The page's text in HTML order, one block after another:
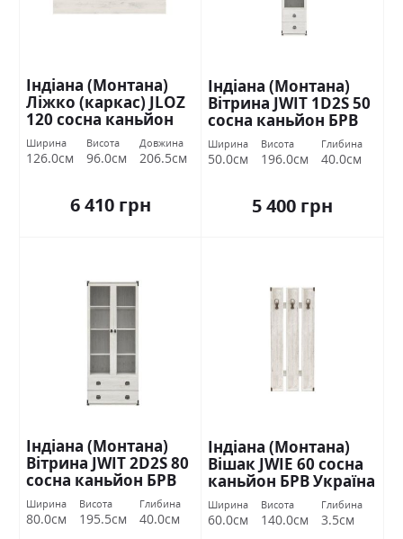
Індіана (Монтана)
Ліжко (каркас) JLOZ
120 сосна каньйон
БРВ Україна
Ширина
126.0см
Висота
96.0см
Довжина
206.5см
6 410 грн
Індіана (Монтана)
Вітрина JWIT 1D2S 50
сосна каньйон БРВ
Україна
Ширина
50.0см
Висота
196.0см
Глибина
40.0см
5 400 грн
Індіана (Монтана)
Вітрина JWIT 2D2S 80
сосна каньйон БРВ
Україна
Ширина
80.0см
Висота
195.5см
Глибина
40.0см
Індіана (Монтана)
Вішак JWIE 60 сосна
каньйон БРВ Україна
Ширина
60.0см
Висота
140.0см
Глибина
3.5см